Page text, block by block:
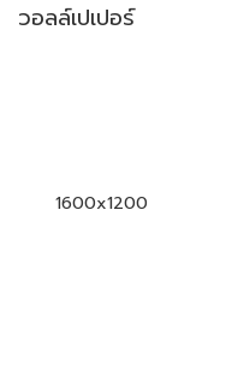
วอลล์เปเปอร์
1600x1200